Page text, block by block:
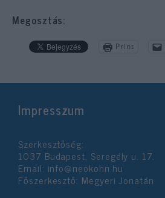
Megosztás:
Print
Impresszum
Szerkesztőség:
1037 Budapest, Seregély u. 17.
Email: info@neokohn.hu
Főszerkesztő: Megyeri Jonatán